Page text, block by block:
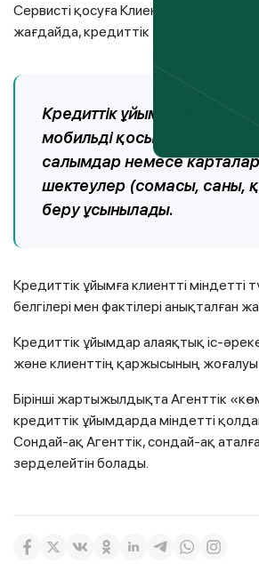
Сервисті қосуға Клиенттің өзі ғана
жағдайда, кредиттік ұйымдарға
Кредиттік ұйымдарға
мобильді қосымшадағы
салымдар немесе
шектеулер (сомасы, саны,
беру ұсынылады.
Кредиттік ұйымға клиентті
белгілері мен фактілері
Кредиттік ұйымдар алаяқтық іс-
және клиенттің қаржысының жоғалуы
Бірінші жартыжылдықта Агенттік
кредиттік ұйымдарда міндетті
Сондай-ақ Агенттік, сондай-ақ
зерделейтін болады.